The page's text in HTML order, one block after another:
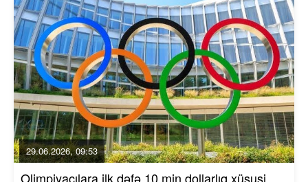
29.06.2026, 09:53
Olimpiyaçılara ilk dəfə 10 min dollarlıq xüsusi